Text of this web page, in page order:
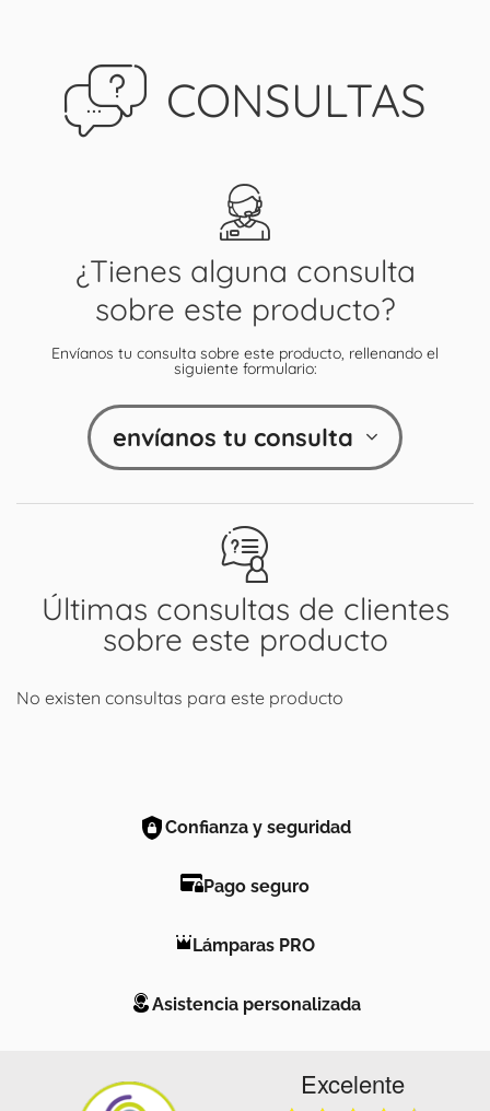
CONSULTAS
Últimas consultas de clientes
sobre este producto
No existen consultas para este producto
¿Tienes alguna consulta
sobre este producto?
Envíanos tu consulta sobre este producto, rellenando el
siguiente formulario:
envíanos tu consulta
Confianza y seguridad
Pago seguro
Lámparas PRO
Asistencia personalizada
Excelente